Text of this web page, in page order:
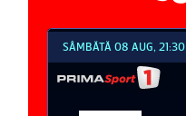
SÂMBĂTĂ 08 AUG, 21:30